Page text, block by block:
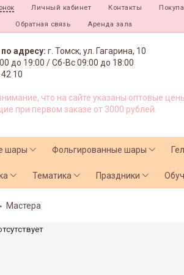
Личный кабинет Контакты
Обратная связь Аренда зала
адресу: г. Томск, ул. Гагарина, 10
до 19:00 /Сб-Вс 09:00 до 18:00
10
что на сайте указаны оптовые
при первом заказе от 3000 рублей.
шары Фольгированные шары
Тематика Праздники
Мастера